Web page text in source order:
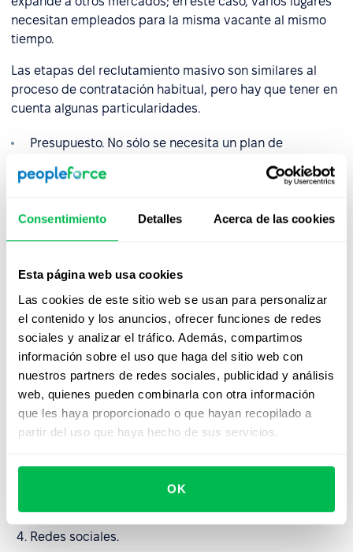
Consentimiento Detalles Acerca de las cookies
Esta página web usa cookies
Las cookies de este sitio web se usan para personalizar
el contenido y los anuncios, ofrecer funciones de redes
sociales y analizar el tráfico. Además, compartimos
información sobre el uso que haga del sitio web con
nuestros partners de redes sociales, publicidad y análisis
web, quienes pueden combinarla con otra información
que les haya proporcionado o que hayan recopilado a
partir del uso que haya hecho de sus servicios.
OK
necesitan empleados para la misma vacante al mismo
tiempo.
Las etapas del reclutamiento masivo son similares al
proceso de contratación habitual, pero hay que tener en
cuenta algunas particularidades.
Presupuesto. No sólo se necesita un plan de
formulado para todos los puestos que se necesitan
Mercado. Tenga en cuenta las particularidades del
Calendario. El reclutamiento masivo requiere un
comienzo temprano: tenga en cuenta los fines de
semana, los días festivos y los días no programados
en los que no podrá seleccionar a los candidatos
Recursos. Utilice todas las herramientas, recursos y
fuentes que le permitan encontrar candidatos:
Programas y extensiones de reclutamiento.
Redes sociales.